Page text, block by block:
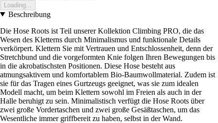
Loading...
Beschreibung
Die Hose Roots ist Teil unserer Kollektion Climbing PRO, die das
Wesen des Kletterns durch Minimalismus und funktionale Details
verkörpert. Klettern Sie mit Vertrauen und Entschlossenheit, denn der
Stretchbund und die vorgeformten Knie folgen Ihren Bewegungen bis
in die akrobatischsten Positionen. Diese Hose besteht aus
atmungsaktivem und komfortablem Bio-Baumwollmaterial. Zudem ist
sie für das Tragen eines Gurtzeugs geeignet, was sie zum idealen
Modell macht, um beim Klettern sowohl im Freien als auch in der
Halle beruhigt zu sein. Minimalistisch verfügt die Hose Roots über
zwei große Vordertaschen und zwei große Gesäßtaschen, um das
Wesentliche immer griffbereit zu haben, selbst in der Wand.